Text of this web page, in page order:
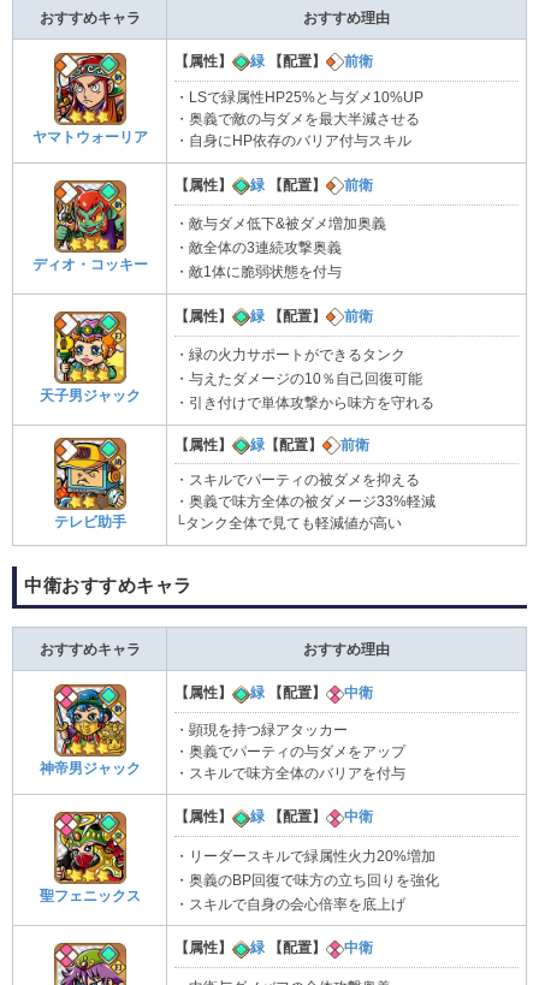
おすすめキャラ おすすめ理由
ヤマトウォーリア
【属性】 緑 【配置】 前衛
・LSで緑属性HP25%と与ダメ10%UP
・奥義で敵の与ダメを最大半減させる
・自身にHP依存のバリア付与スキル
ディオ・コッキー
【属性】 緑 【配置】 前衛
・敵与ダメ低下&被ダメ増加奥義
・敵全体の3連続攻撃奥義
・敵1体に脆弱状態を付与
天子男ジャック
【属性】 緑 【配置】 前衛
・緑の火力サポートができるタンク
・与えたダメージの10％自己回復可能
・引き付けで単体攻撃から味方を守れる
テレビ助手
【属性】 緑 【配置】 前衛
・スキルでパーティの被ダメを抑える
・奥義で味方全体の被ダメージ33%軽減
└タンク全体で見ても軽減値が高い
中衛おすすめキャラ
おすすめキャラ おすすめ理由
神帝男ジャック
【属性】 緑 【配置】 中衛
・顕現を持つ緑アタッカー
・奥義でパーティの与ダメをアップ
・スキルで味方全体のバリアを付与
聖フェニックス
【属性】 緑 【配置】 中衛
・リーダースキルで緑属性火力20%増加
・奥義のBP回復で味方の立ち回りを強化
・スキルで自身の会心倍率を底上げ
【属性】 緑 【配置】 中衛